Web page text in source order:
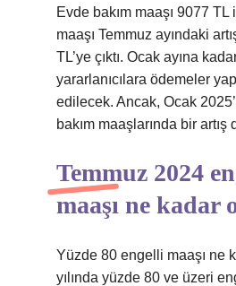
Evde bakım maaşı 9077 TL
maaşı Temmuz ayındaki
TL’ye çıktı. Ocak ayına
yararlanıcılara ödemeler
edilecek. Ancak, Ocak
bakım maaşlarında bir artış
Temmuz 2024
maaşı ne kadar
Yüzde 80 engelli maaşı ne
yılında yüzde 80 ve üzeri